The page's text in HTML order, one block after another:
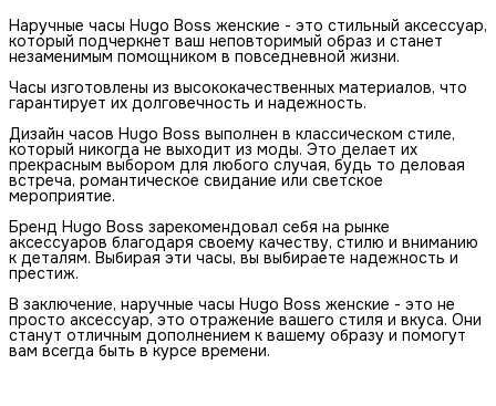
Наручные часы Hugo Boss женские - это стильный аксессуар,
который подчеркнет ваш неповторимый образ и станет
незаменимым помощником в повседневной жизни.
Часы изготовлены из высококачественных материалов, что
гарантирует их долговечность и надежность.
Дизайн часов Hugo Boss выполнен в классическом стиле,
который никогда не выходит из моды. Это делает их
прекрасным выбором для любого случая, будь то деловая
встреча, романтическое свидание или светское
мероприятие.
Бренд Hugo Boss зарекомендовал себя на рынке
аксессуаров благодаря своему качеству, стилю и вниманию
к деталям. Выбирая эти часы, вы выбираете надежность и
престиж.
В заключение, наручные часы Hugo Boss женские - это не
просто аксессуар, это отражение вашего стиля и вкуса. Они
станут отличным дополнением к вашему образу и помогут
вам всегда быть в курсе времени.